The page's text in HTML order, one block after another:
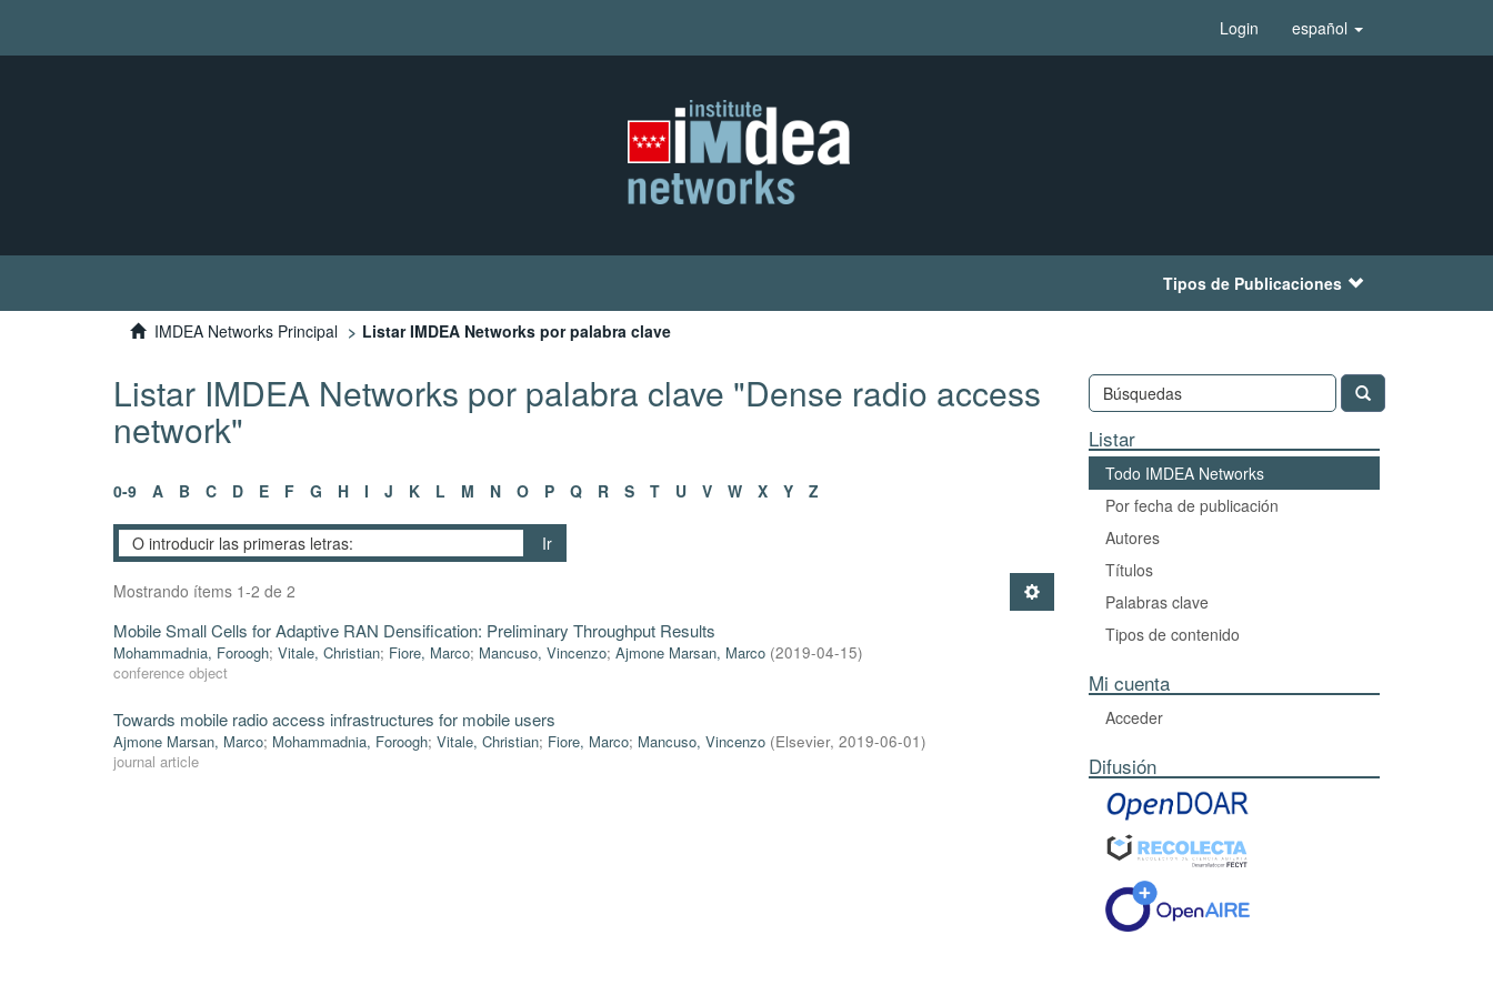
Login español
Tipos de Publicaciones
IMDEA Networks Principal Listar IMDEA Networks por palabra clave
Listar IMDEA Networks por palabra clave "Dense radio access
network"
0-9 A B C D E F G H I J K L M N O P Q R S T U V W X Y Z
Ir
Mostrando ítems 1-2 de 2
Mobile Small Cells for Adaptive RAN Densification: Preliminary Throughput Results
Mohammadnia, Foroogh; Vitale, Christian; Fiore, Marco; Mancuso, Vincenzo; Ajmone Marsan, Marco (2019-04-15)
conference object
Towards mobile radio access infrastructures for mobile users
Ajmone Marsan, Marco; Mohammadnia, Foroogh; Vitale, Christian; Fiore, Marco; Mancuso, Vincenzo (Elsevier, 2019-06-01)
journal article
Listar
Todo IMDEA Networks
Por fecha de publicación
Autores
Títulos
Palabras clave
Tipos de contenido
Mi cuenta
Acceder
Difusión